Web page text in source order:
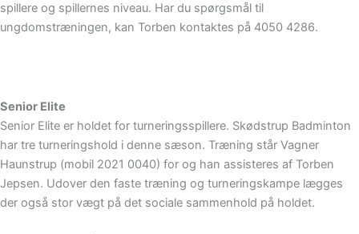
spillere og spillernes niveau. Har du spørgsmål til
ungdomstræningen, kan Torben kontaktes på 4050 4286.
Senior Elite
Senior Elite er holdet for turneringsspillere. Skødstrup Badminton
har tre turneringshold i denne sæson. Træning står Vagner
Haunstrup (mobil 2021 0040) for og han assisteres af Torben
Jepsen. Udover den faste træning og turneringskampe lægges
der også stor vægt på det sociale sammenhold på holdet.